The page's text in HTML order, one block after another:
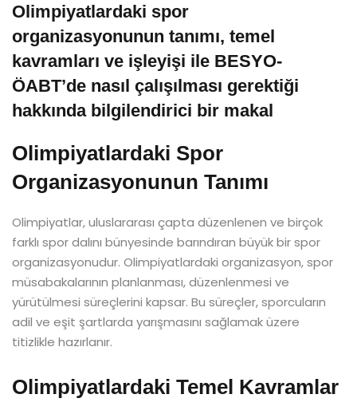
Olimpiyatlardaki spor
organizasyonunun tanımı, temel
kavramları ve işleyişi ile BESYO-
ÖABT’de nasıl çalışılması gerektiği
hakkında bilgilendirici bir makal
Olimpiyatlardaki Spor
Organizasyonunun Tanımı
Olimpiyatlar, uluslararası çapta düzenlenen ve birçok
farklı spor dalını bünyesinde barındıran büyük bir spor
organizasyonudur. Olimpiyatlardaki organizasyon, spor
müsabakalarının planlanması, düzenlenmesi ve
yürütülmesi süreçlerini kapsar. Bu süreçler, sporcuların
adil ve eşit şartlarda yarışmasını sağlamak üzere
titizlikle hazırlanır.
Olimpiyatlardaki Temel Kavramlar